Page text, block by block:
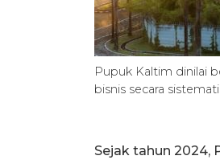
Pupuk Kaltim dinilai
bisnis secara
Sejak tahun 2024,